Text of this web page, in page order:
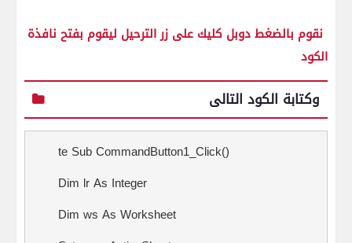
نقوم بالضغط دوبل كليك على زر الترحيل ليقوم بفتح نافذة
الكود
وكتابة الكود التالى
te Sub CommandButton1_Click()
Dim lr As Integer
Dim ws As Worksheet